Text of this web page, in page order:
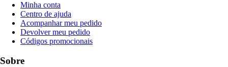
Minha conta
Centro de ajuda
Acompanhar meu pedido
Devolver meu pedido
Códigos promocionais
Sobre